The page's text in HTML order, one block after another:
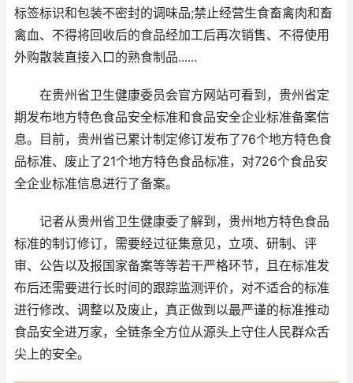
标签标识和包装不密封的调味品;禁止经营生食畜禽肉和畜
禽血、不得将回收后的食品经加工后再次销售、不得使用
外购散装直接入口的熟食制品......
在贵州省卫生健康委员会官方网站可看到，贵州省定
期发布地方特色食品安全标准和食品安全企业标准备案信
息。目前，贵州省已累计制定修订发布了76个地方特色食
品标准、废止了21个地方特色食品标准，对726个食品安
全企业标准信息进行了备案。
记者从贵州省卫生健康委了解到，贵州地方特色食品
标准的制订修订，需要经过征集意见，立项、研制、评
审、公告以及报国家备案等等若干严格环节，且在标准发
布后还需要进行长时间的跟踪监测评价，对不适合的标准
进行修改、调整以及废止，真正做到以最严谨的标准推动
食品安全进万家，全链条全方位从源头上守住人民群众舌
尖上的安全。